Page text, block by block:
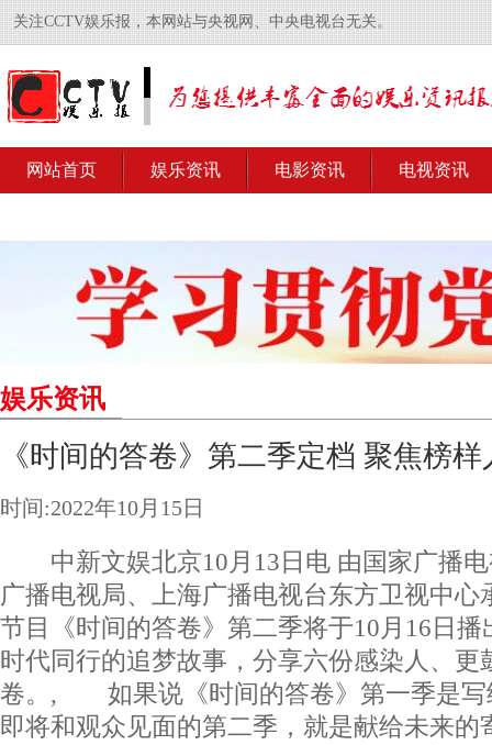
关注CCTV娱乐报，本网站与央视网、中央电视台无关。
网站首页 娱乐资讯 电影资讯 电视资讯
娱乐资讯
《时间的答卷》第二季定档 聚焦榜
时间:2022年10月15日
中新文娱北京10月13日电 由国家广播电
广播电视局、上海广播电视台东方卫视中心
节目《时间的答卷》第二季将于10月16日
时代同行的追梦故事，分享六份感染人、更
卷。, 如果说《时间的答卷》第一季是写
即将和观众见面的第二季，就是献给未来的